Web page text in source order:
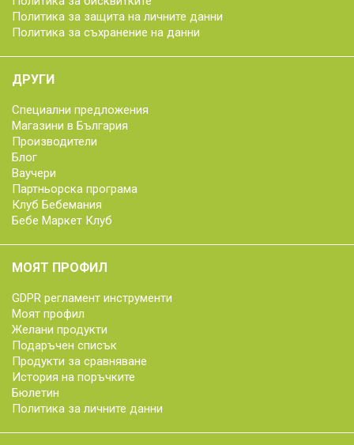
Политика за защита на личните данни
Политика за съхранение на данни
ДРУГИ
Специални предложения
Магазини в България
Производители
Блог
Ваучери
Партньорска програма
Клуб Бебемания
Бебе Маркет Клуб
МОЯТ ПРОФИЛ
GDPR регламент инструменти
Моят профил
Желани продукти
Подаръчен списък
Продукти за сравняване
История на поръчките
Бюлетин
Политика за личните данни